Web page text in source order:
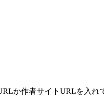
か作者サイトURLを入れ